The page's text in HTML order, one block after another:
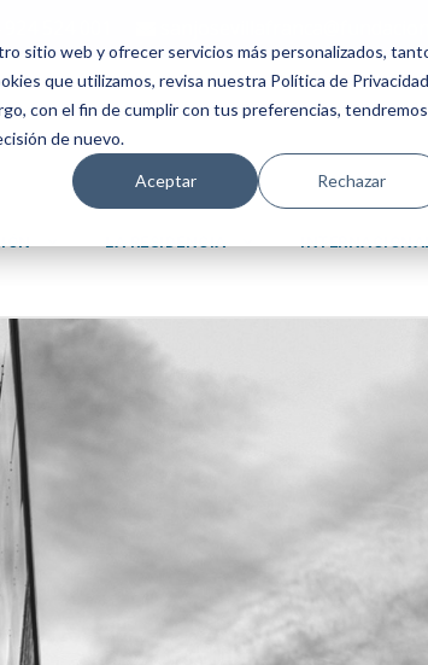
sitio web y ofrecer servicios más personalizados,
que utilizamos, revisa nuestra Política de
con el fin de cumplir con tus preferencias, tendremos
de nuevo.
Aceptar Rechazar